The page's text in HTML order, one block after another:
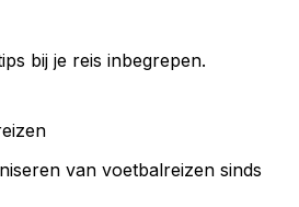
bij je reis inbegrepen.
van voetbalreizen sinds